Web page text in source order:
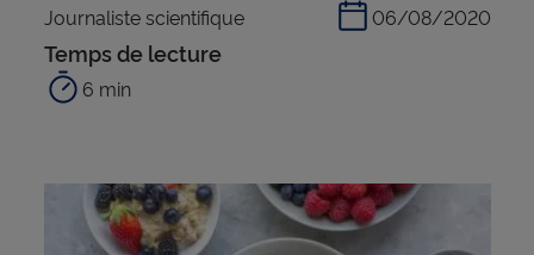
Journaliste scientifique 06/08/2020
Temps de lecture
6 min